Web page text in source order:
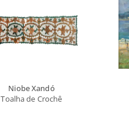
Niobe Xandó
Toalha de Crochê